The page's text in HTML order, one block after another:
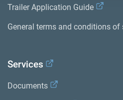
Trailer Application Guide
General terms and conditions of
Services
Documents